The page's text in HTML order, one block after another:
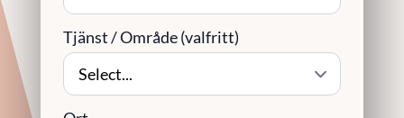
Tjänst / Område (valfritt)